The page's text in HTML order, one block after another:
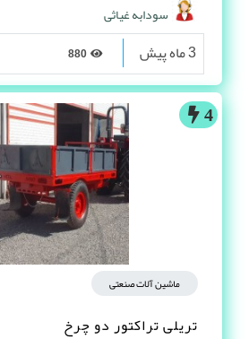
سودابه غیاثی
3 ماه پیش
4
ماشین آلات صنعتی
تریلی تراکتور دو چرخ